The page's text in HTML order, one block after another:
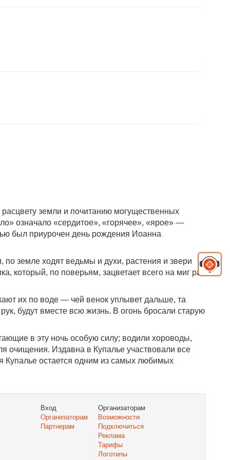
земли и почитанию могущественных
означало «сердитое», «горячее», «ярое» —
был приурочен день рождения Иоанна
по земле ходят ведьмы и духи, растения и звери
который, по поверьям, зацветает всего на миг раз
их по воде — чей венок уплывет дальше, та
будут вместе всю жизнь. В огонь бросали старую
в эту ночь особую силу; водили хороводы,
очищения. Издавна в Купалье участвовали все
Купалье остается одним из самых любимых
Вход
Организаторам
Партнерам
Организаторам
Возможности
Подключиться
Реклама
Тарифы
Логотипы